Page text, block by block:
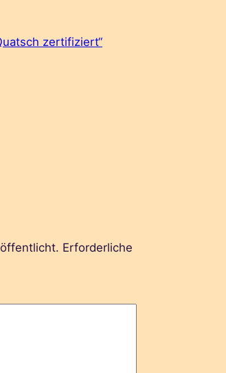
zertifiziert“
Erforderliche